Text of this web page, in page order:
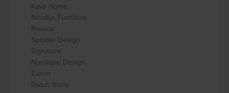
Kave Home
Nordlys Furniture
Rowico
Spinder Design
Signature
Nordique Design
Zuiver
Dutch Bone